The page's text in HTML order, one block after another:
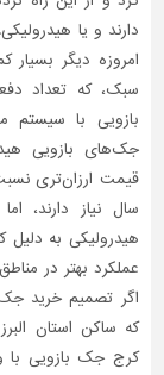
دارند و یا
امروزه دیگر بسیار
سبک، که تعداد
بازویی با سیستم
جک‌های بازویی
قیمت ارزان‌تری
سال نیاز
هیدرولیکی به
عملکرد بهتر در
اگر تصمیم خرید جک
که ساکن استان
کرج جک بازویی با